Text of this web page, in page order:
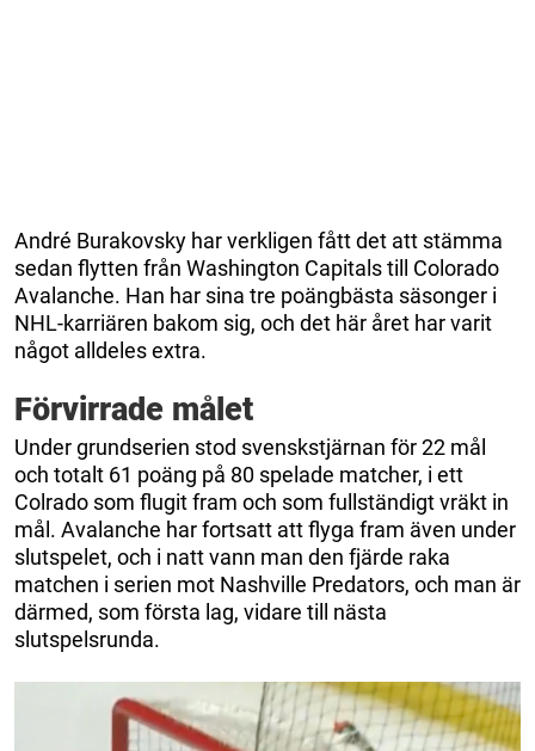
André Burakovsky har verkligen fått det att stämma
sedan flytten från Washington Capitals till Colorado
Avalanche. Han har sina tre poängbästa säsonger i
NHL-karriären bakom sig, och det här året har varit
något alldeles extra.
Förvirrade målet
Under grundserien stod svenskstjärnan för 22 mål
och totalt 61 poäng på 80 spelade matcher, i ett
Colrado som flugit fram och som fullständigt vräkt in
mål. Avalanche har fortsatt att flyga fram även under
slutspelet, och i natt vann man den fjärde raka
matchen i serien mot Nashville Predators, och man är
därmed, som första lag, vidare till nästa
slutspelsrunda.